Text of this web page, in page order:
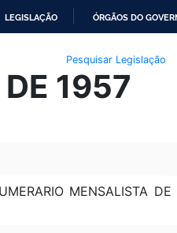
LEGISLAÇÃO ÓRGÃOS DO
Pesquisar Legislação
1957
MENSALISTA DE